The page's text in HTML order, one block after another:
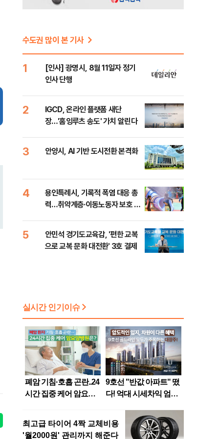
수도권 많이 본 기사
1
[인사] 광명시, 8월 11일자 정기
인사 단행
2
IGCD, 온라인 플랫폼 새단
장…'홈잉루츠 송도' 가치 알린다
3 안양시, AI 기반 도시전환 본격화
4
용인특례시, 기록적 폭염 대응 총
력…취약계층·이동노동자 보호 강
5
안민석 경기도교육감, '편한 교복
으로 교복 문화 대전환' 3호 결제